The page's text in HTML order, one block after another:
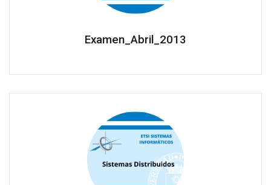
Examen_Abril_2013